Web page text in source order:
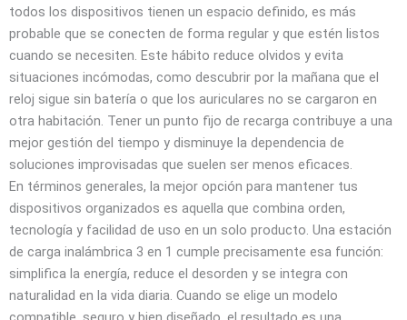
todos los dispositivos tienen un espacio definido, es más
probable que se conecten de forma regular y que estén listos
cuando se necesiten. Este hábito reduce olvidos y evita
situaciones incómodas, como descubrir por la mañana que el
reloj sigue sin batería o que los auriculares no se cargaron en
otra habitación. Tener un punto fijo de recarga contribuye a una
mejor gestión del tiempo y disminuye la dependencia de
soluciones improvisadas que suelen ser menos eficaces.
En términos generales, la mejor opción para mantener tus
dispositivos organizados es aquella que combina orden,
tecnología y facilidad de uso en un solo producto. Una estación
de carga inalámbrica 3 en 1 cumple precisamente esa función:
simplifica la energía, reduce el desorden y se integra con
naturalidad en la vida diaria. Cuando se elige un modelo